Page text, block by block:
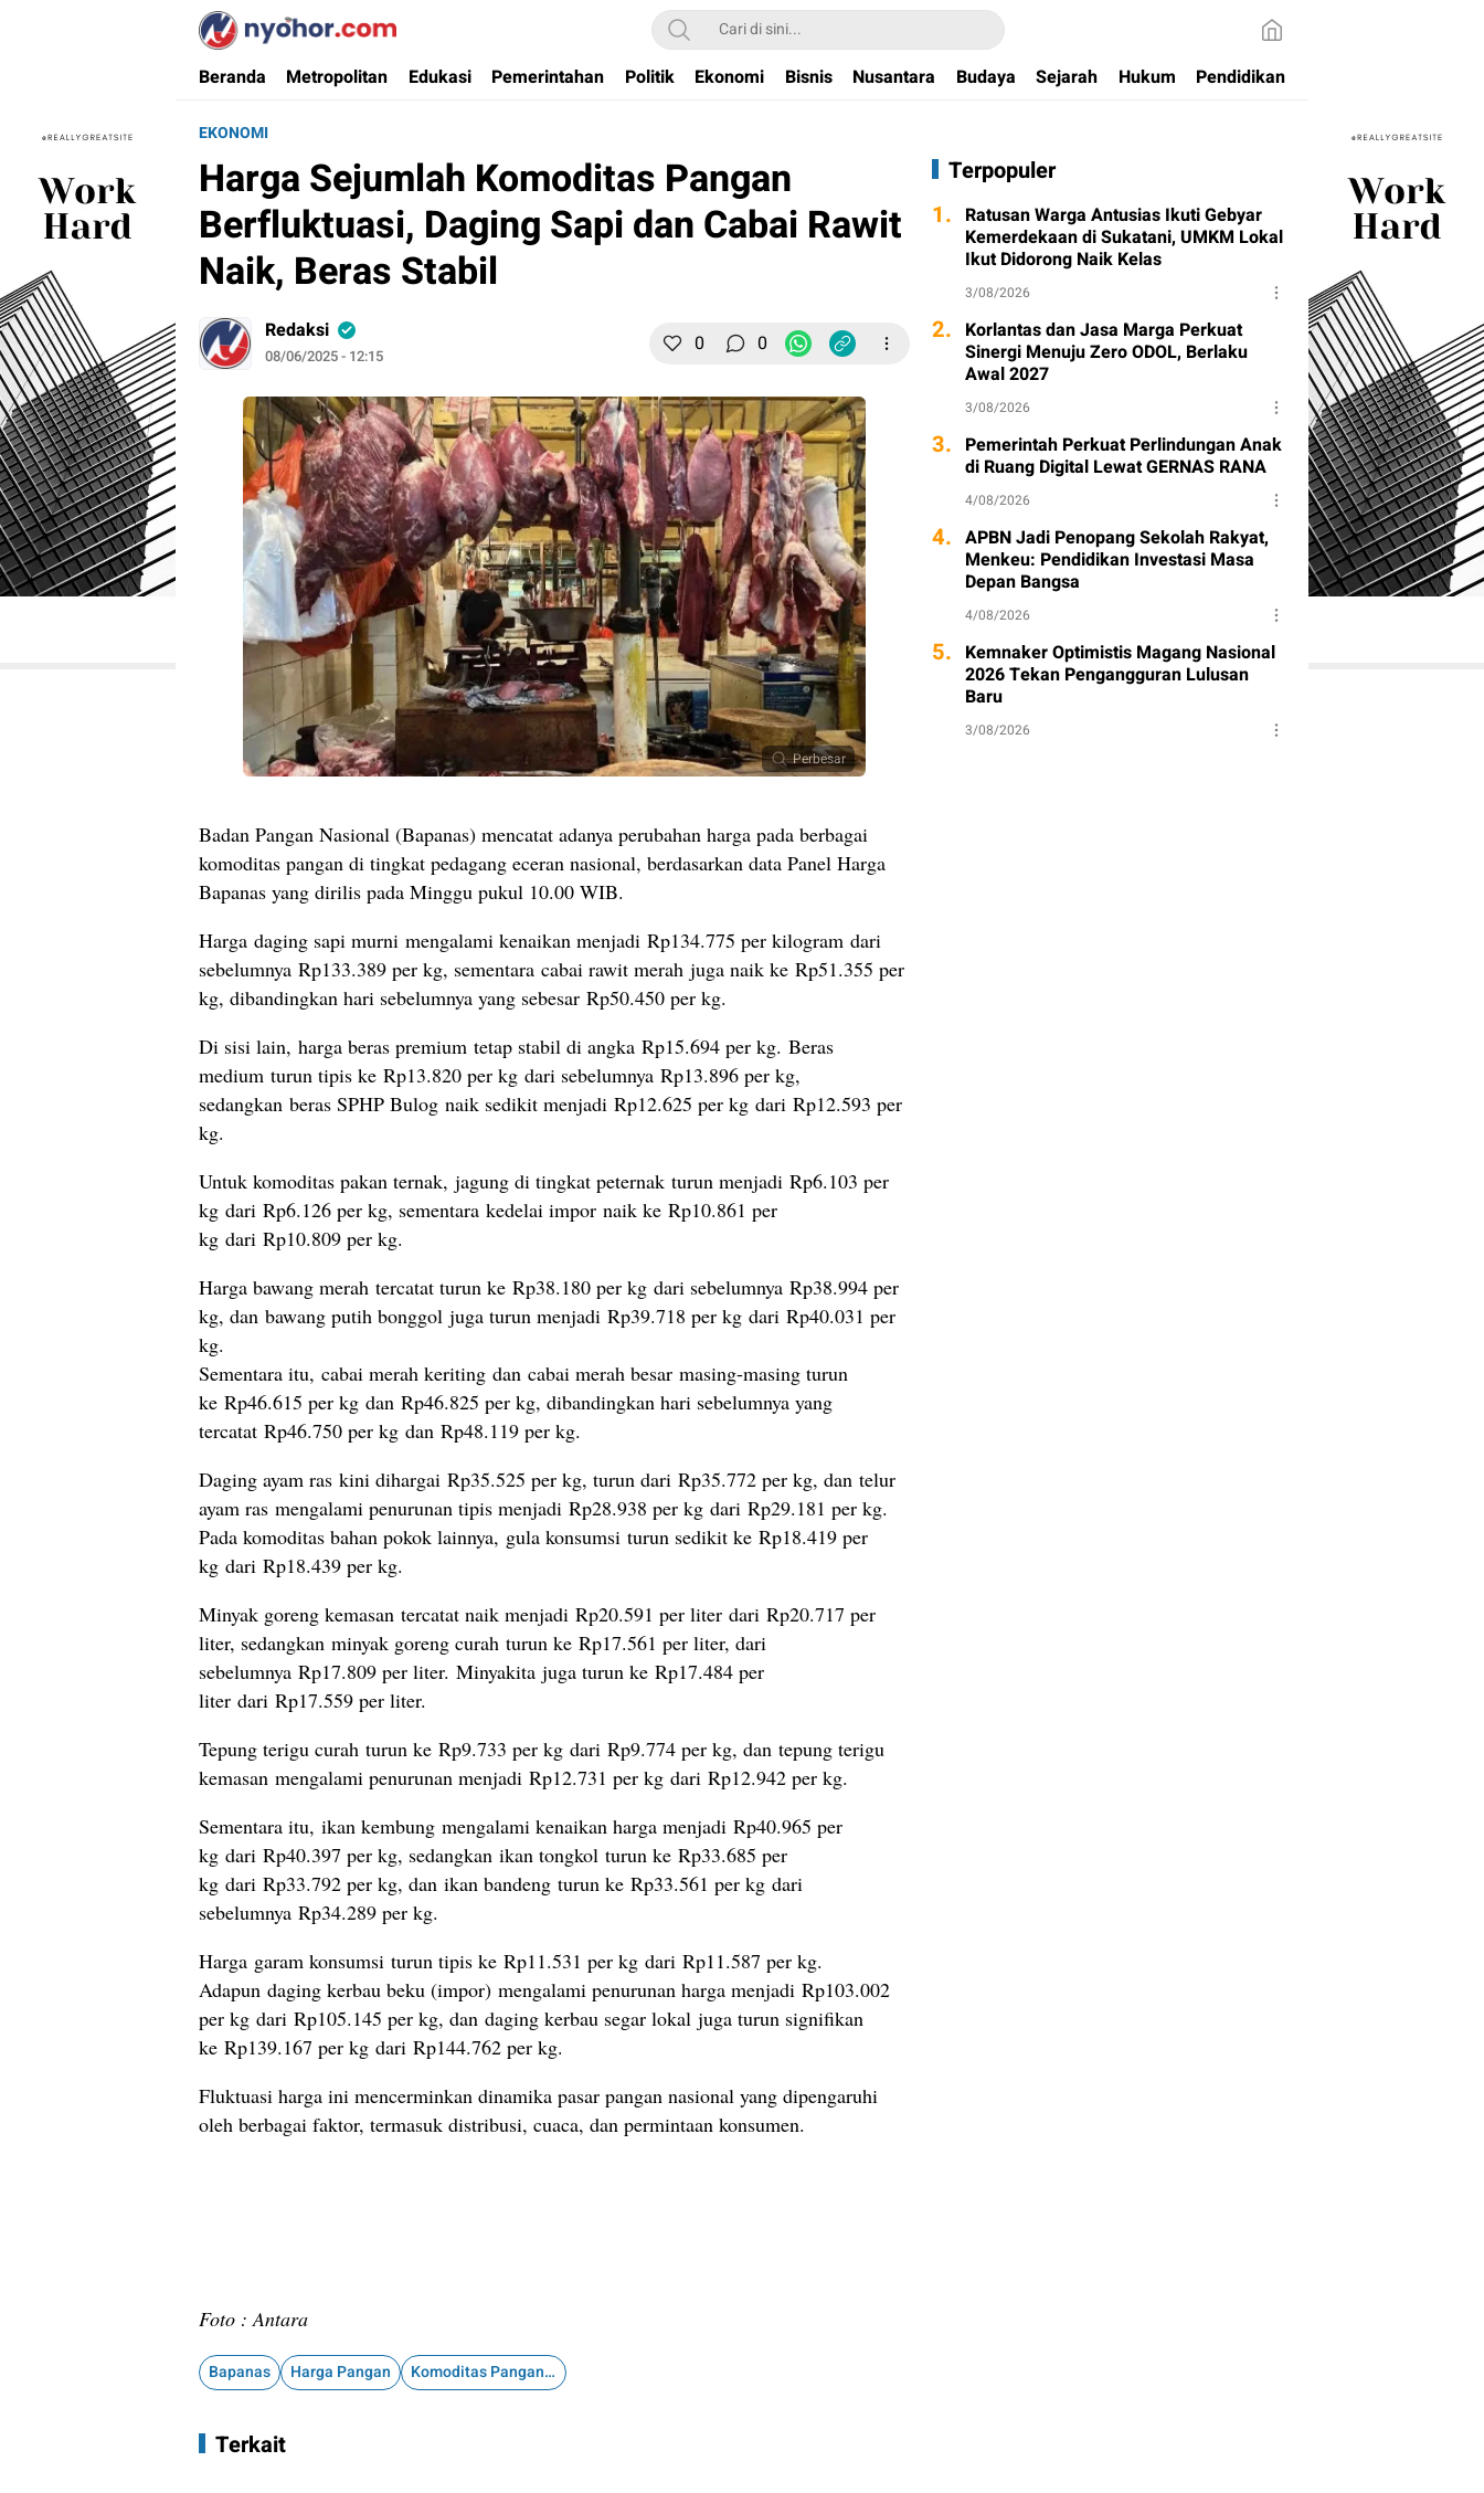
Nyohor.com
Media Informasi Ternyohor
Beranda Metropolitan Edukasi Pemerintahan Politik Ekonomi Bisnis Nusantara Budaya Sejarah Hukum Pendidikan
EKONOMI
Harga Sejumlah Komoditas Pangan
Berfluktuasi, Daging Sapi dan Cabai Rawit
Naik, Beras Stabil
Redaksi
08/06/2025 - 12:15 0 0
Perbesar
Badan Pangan Nasional (Bapanas) mencatat adanya perubahan harga pada berbagai
komoditas pangan di tingkat pedagang eceran nasional, berdasarkan data Panel Harga
Bapanas yang dirilis pada Minggu pukul 10.00 WIB.
Harga daging sapi murni mengalami kenaikan menjadi Rp134.775 per kilogram dari
sebelumnya Rp133.389 per kg, sementara cabai rawit merah juga naik ke Rp51.355 per
kg, dibandingkan hari sebelumnya yang sebesar Rp50.450 per kg.
Di sisi lain, harga beras premium tetap stabil di angka Rp15.694 per kg. Beras
medium turun tipis ke Rp13.820 per kg dari sebelumnya Rp13.896 per kg,
sedangkan beras SPHP Bulog naik sedikit menjadi Rp12.625 per kg dari Rp12.593 per
kg.
Untuk komoditas pakan ternak, jagung di tingkat peternak turun menjadi Rp6.103 per
kg dari Rp6.126 per kg, sementara kedelai impor naik ke Rp10.861 per
kg dari Rp10.809 per kg.
Harga bawang merah tercatat turun ke Rp38.180 per kg dari sebelumnya Rp38.994 per
kg, dan bawang putih bonggol juga turun menjadi Rp39.718 per kg dari Rp40.031 per
kg.
Sementara itu, cabai merah keriting dan cabai merah besar masing-masing turun
ke Rp46.615 per kg dan Rp46.825 per kg, dibandingkan hari sebelumnya yang
tercatat Rp46.750 per kg dan Rp48.119 per kg.
Daging ayam ras kini dihargai Rp35.525 per kg, turun dari Rp35.772 per kg, dan telur
ayam ras mengalami penurunan tipis menjadi Rp28.938 per kg dari Rp29.181 per kg.
Pada komoditas bahan pokok lainnya, gula konsumsi turun sedikit ke Rp18.419 per
kg dari Rp18.439 per kg.
Minyak goreng kemasan tercatat naik menjadi Rp20.591 per liter dari Rp20.717 per
liter, sedangkan minyak goreng curah turun ke Rp17.561 per liter, dari
sebelumnya Rp17.809 per liter. Minyakita juga turun ke Rp17.484 per
liter dari Rp17.559 per liter.
Tepung terigu curah turun ke Rp9.733 per kg dari Rp9.774 per kg, dan tepung terigu
kemasan mengalami penurunan menjadi Rp12.731 per kg dari Rp12.942 per kg.
Sementara itu, ikan kembung mengalami kenaikan harga menjadi Rp40.965 per
kg dari Rp40.397 per kg, sedangkan ikan tongkol turun ke Rp33.685 per
kg dari Rp33.792 per kg, dan ikan bandeng turun ke Rp33.561 per kg dari
sebelumnya Rp34.289 per kg.
Harga garam konsumsi turun tipis ke Rp11.531 per kg dari Rp11.587 per kg.
Adapun daging kerbau beku (impor) mengalami penurunan harga menjadi Rp103.002
per kg dari Rp105.145 per kg, dan daging kerbau segar lokal juga turun signifikan
ke Rp139.167 per kg dari Rp144.762 per kg.
Fluktuasi harga ini mencerminkan dinamika pasar pangan nasional yang dipengaruhi
oleh berbagai faktor, termasuk distribusi, cuaca, dan permintaan konsumen.
Foto : Antara
Bapanas Harga Pangan Komoditas Pangan Nasional
Terkait
Terpopuler
1. Ratusan Warga Antusias Ikuti Gebyar
Kemerdekaan di Sukatani, UMKM Lokal
Ikut Didorong Naik Kelas
3/08/2026
2. Korlantas dan Jasa Marga Perkuat
Sinergi Menuju Zero ODOL, Berlaku
Awal 2027
3/08/2026
3. Pemerintah Perkuat Perlindungan Anak
di Ruang Digital Lewat GERNAS RANA
4/08/2026
4. APBN Jadi Penopang Sekolah Rakyat,
Menkeu: Pendidikan Investasi Masa
Depan Bangsa
4/08/2026
5. Kemnaker Optimistis Magang Nasional
2026 Tekan Pengangguran Lulusan
Baru
3/08/2026